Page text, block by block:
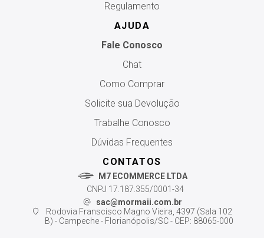
Regulamento
AJUDA
Fale Conosco
Chat
Como Comprar
Solicite sua Devolução
Trabalhe Conosco
Dúvidas Frequentes
CONTATOS
M7 ECOMMERCE LTDA
CNPJ 17.187.355/0001-34
sac@mormaii.com.br
Rodovia Franscisco Magno Vieira, 4397 (Sala 102
B) - Campeche - Florianópolis/SC - CEP: 88065-000